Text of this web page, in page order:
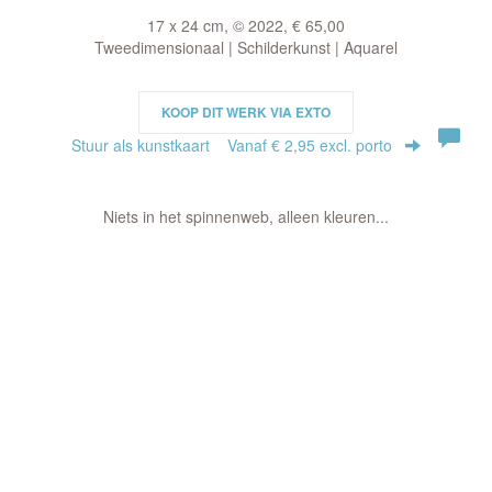
17 x 24 cm, © 2022, € 65,00
Tweedimensionaal | Schilderkunst | Aquarel
KOOP DIT WERK VIA EXTO
Stuur als kunstkaart Vanaf € 2,95 excl. porto
Niets in het spinnenweb, alleen kleuren...